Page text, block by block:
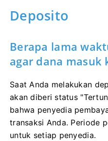
Deposito
Berapa lama
agar dana masuk
Saat Anda melakukan
akan diberi status
bahwa penyedia
transaksi Anda. Periode
untuk setiap penyedia.